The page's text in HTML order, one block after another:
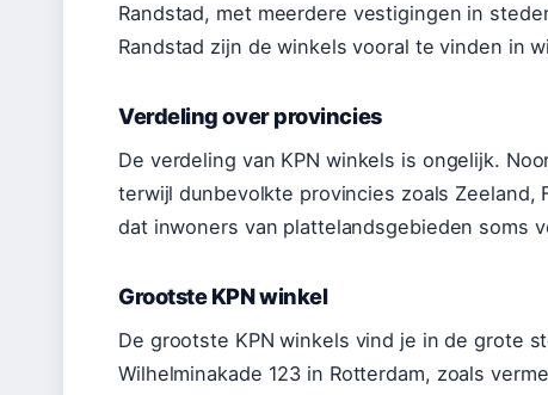
Randstad, met meerdere vestigingen in
Randstad zijn de winkels vooral te vinden in
Verdeling over provincies
De verdeling van KPN winkels is ongelijk.
terwijl dunbevolkte provincies zoals
dat inwoners van plattelandsgebieden soms
Grootste KPN winkel
De grootste KPN winkels vind je in de grote
Wilhelminakade 123 in Rotterdam, zoals